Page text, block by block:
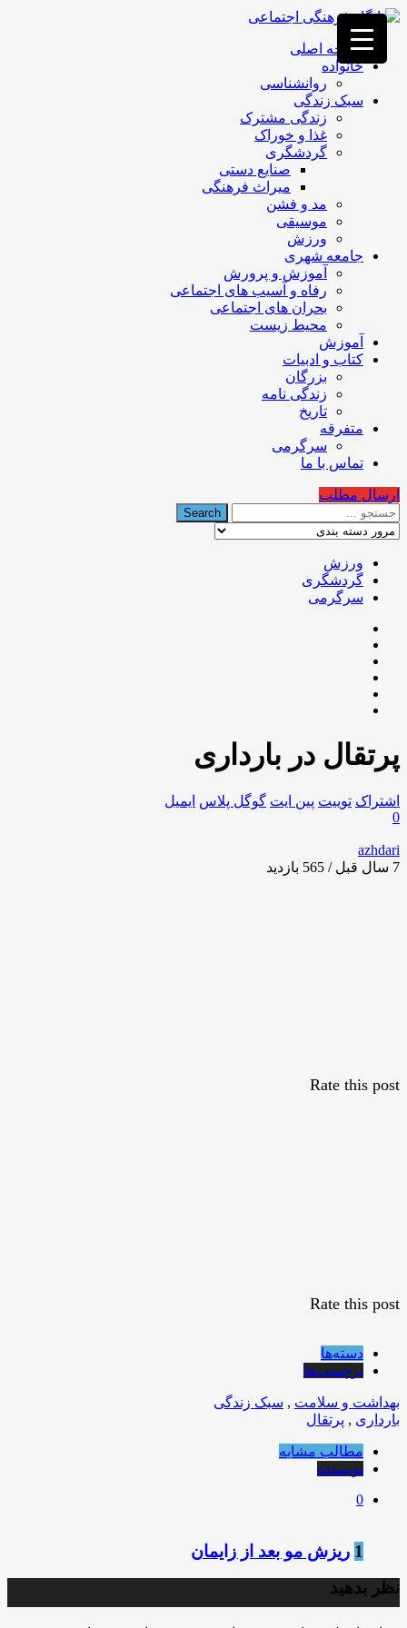
فصد
خون
غرب
تهران
خشکشویی
تصفیه
تهران
صفحه اصلی
خانواده
روانشناسی
سبک زندگی
زندگی مشترک
غذا و خوراک
گردشگری
صنایع دستی
میراث فرهنگی
مد و فشن
موسیقی
ورزش
جامعه شهری
آموزش و پرورش
رفاه و آسیب های اجتماعی
بحران های اجتماعی
محیط زیست
آموزش
کتاب و ادبیات
بزرگان
زندگی نامه
تاریخ
متفرقه
سرگرمی
تماس با ما
ارسال مطلب
ورزش
گردشگری
سرگرمی
پرتقال در بارداری
اشتراک توییت پین ایت گوگل‌ پلاس ایمیل
0
azhdari
7 سال قبل / 565
بازدید
Rate this post
Rate this post
دسته‌ها
برچسب‌ها
بهداشت و سلامت , سبک زندگی
بارداری , پرتقال
مطالب مشابه
نویسنده
0
1 ریزش مو بعد از زایمان
نظر بدهید